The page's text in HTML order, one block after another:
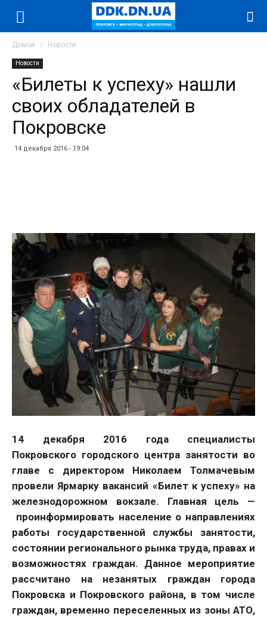
Домой Новости
Новости
«Билеты к успеху» нашли
своих обладателей в
Покровске
14 декабря 2016 - 19:04
14 декабря 2016 года специалисты
Покровского городского центра занятости во
главе с директором Николаем Толмачевым
провели Ярмарку вакансий «Билет к успеху» на
железнодорожном вокзале. Главная цель —
проинформировать население о направлениях
работы государственной службы занятости,
состоянии регионального рынка труда, правах и
возможностях граждан. Данное мероприятие
рассчитано на незанятых граждан города
Покровска и Покровского района, в том числе
граждан, временно переселенных из зоны АТО,